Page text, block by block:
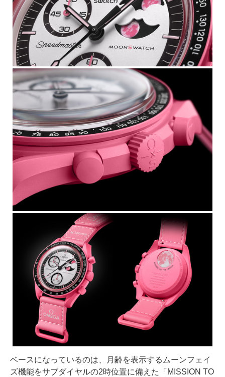
ベースになっているのは、月齢を表示するムーンフェイ
ズ機能をサブダイヤルの2時位置に備えた「MISSION TO